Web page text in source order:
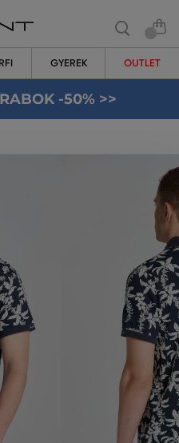
GYEREK OUTLET
-50% >>